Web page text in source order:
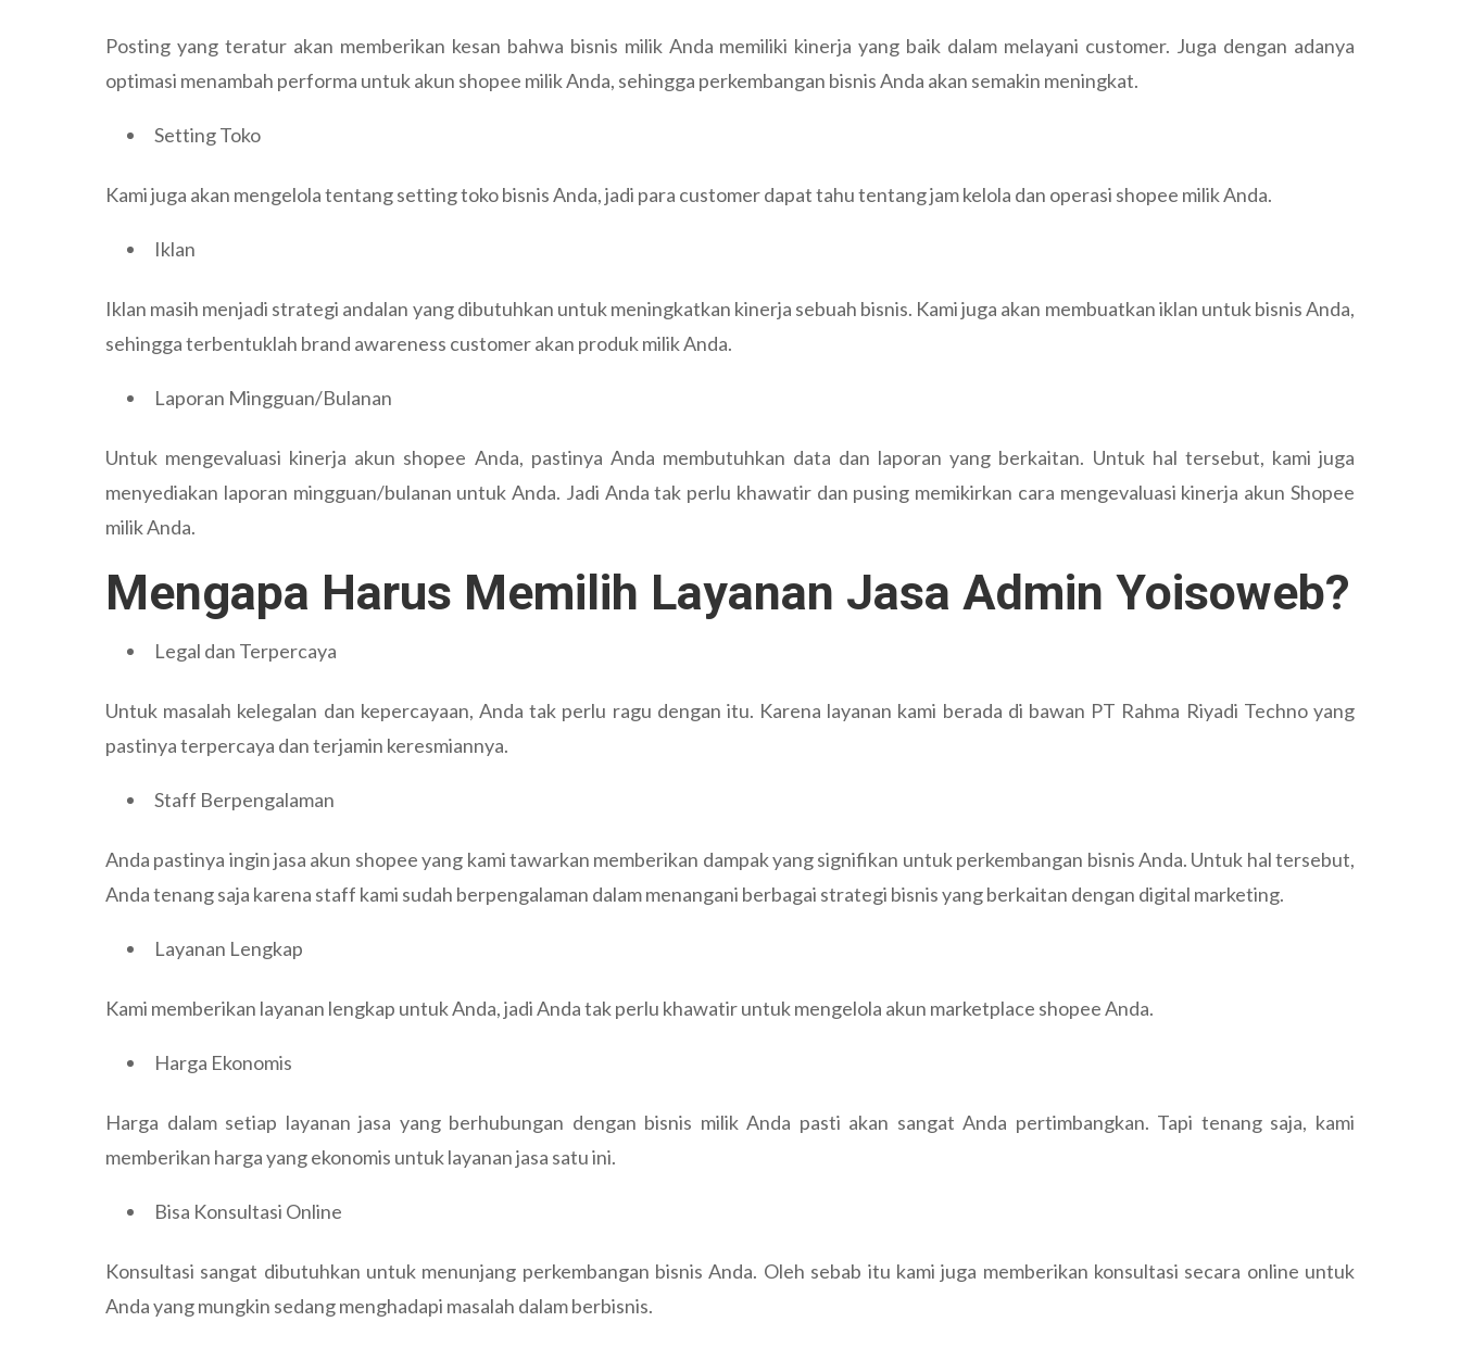
Posting yang teratur akan memberikan kesan bahwa bisnis milik Anda memiliki kinerja yang baik dalam melayani customer. Juga dengan adanya
optimasi menambah performa untuk akun shopee milik Anda, sehingga perkembangan bisnis Anda akan semakin meningkat.
Setting Toko
Kami juga akan mengelola tentang setting toko bisnis Anda, jadi para customer dapat tahu tentang jam kelola dan operasi shopee milik Anda.
Iklan
Iklan masih menjadi strategi andalan yang dibutuhkan untuk meningkatkan kinerja sebuah bisnis. Kami juga akan membuatkan iklan untuk bisnis Anda,
sehingga terbentuklah brand awareness customer akan produk milik Anda.
Laporan Mingguan/Bulanan
Untuk mengevaluasi kinerja akun shopee Anda, pastinya Anda membutuhkan data dan laporan yang berkaitan. Untuk hal tersebut, kami juga
menyediakan laporan mingguan/bulanan untuk Anda. Jadi Anda tak perlu khawatir dan pusing memikirkan cara mengevaluasi kinerja akun Shopee
milik Anda.
Mengapa Harus Memilih Layanan Jasa Admin Yoisoweb?
Legal dan Terpercaya
Untuk masalah kelegalan dan kepercayaan, Anda tak perlu ragu dengan itu. Karena layanan kami berada di bawan PT Rahma Riyadi Techno yang
pastinya terpercaya dan terjamin keresmiannya.
Staff Berpengalaman
Anda pastinya ingin jasa akun shopee yang kami tawarkan memberikan dampak yang signifikan untuk perkembangan bisnis Anda. Untuk hal tersebut,
Anda tenang saja karena staff kami sudah berpengalaman dalam menangani berbagai strategi bisnis yang berkaitan dengan digital marketing.
Layanan Lengkap
Kami memberikan layanan lengkap untuk Anda, jadi Anda tak perlu khawatir untuk mengelola akun marketplace shopee Anda.
Harga Ekonomis
Harga dalam setiap layanan jasa yang berhubungan dengan bisnis milik Anda pasti akan sangat Anda pertimbangkan. Tapi tenang saja, kami
memberikan harga yang ekonomis untuk layanan jasa satu ini.
Bisa Konsultasi Online
Konsultasi sangat dibutuhkan untuk menunjang perkembangan bisnis Anda. Oleh sebab itu kami juga memberikan konsultasi secara online untuk
Anda yang mungkin sedang menghadapi masalah dalam berbisnis.